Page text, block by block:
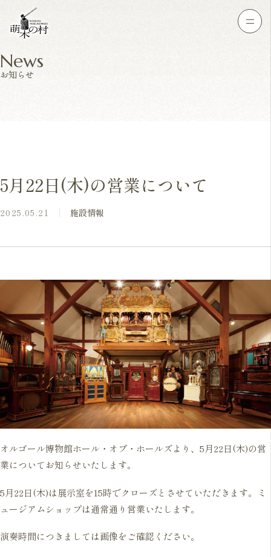
News
お知らせ
5月22日(木)の営業について
2025.05.21 施設情報
オルゴール博物館ホール・オブ・ホールズより、5月22日(木)の営
業についてお知らせいたします。
5月22日(木)は展示室を15時でクローズとさせていただきます。ミ
ュージアムショップは通常通り営業いたします。
演奏時間につきましては画像をご確認ください。